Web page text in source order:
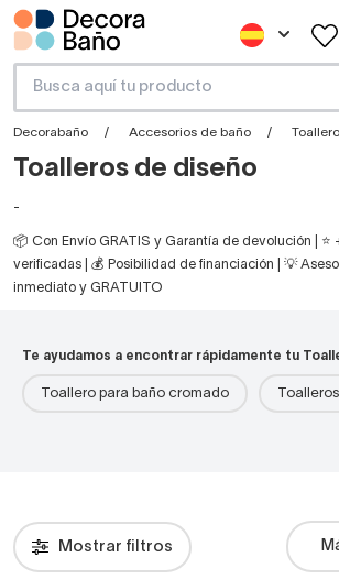
Decorabaño Accesorios de baño
Toalleros de diseño
-
📦 Con Envío GRATIS y Garantía de devolución | ⭐
verificadas | 💰 Posibilidad de financiación | 💡
inmediato y GRATUITO
Te ayudamos a encontrar rápidamente tu
Toallero para baño cromado
Mostrar filtros